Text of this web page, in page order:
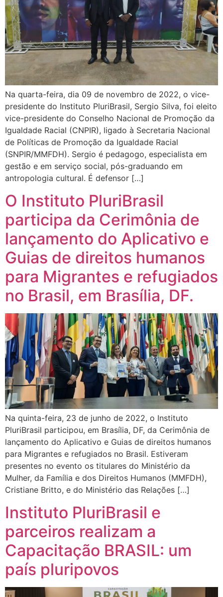
Na quarta-feira, dia 09 de novembro de 2022, o vice-
presidente do Instituto PluriBrasil, Sergio Silva, foi eleito
vice-presidente do Conselho Nacional de Promoção da
Igualdade Racial (CNPIR), ligado à Secretaria Nacional
de Políticas de Promoção da Igualdade Racial
(SNPIR/MMFDH). Sergio é pedagogo, especialista em
gestão e em serviço social, pós-graduando em
antropologia cultural. É defensor […]
O Instituto PluriBrasil
participa da Cerimônia de
lançamento do Aplicativo e
Guias de direitos humanos
para Migrantes e refugiados
no Brasil, em Brasília, DF.
Na quinta-feira, 23 de junho de 2022, o Instituto
PluriBrasil participou, em Brasília, DF, da Cerimônia de
lançamento do Aplicativo e Guias de direitos humanos
para Migrantes e refugiados no Brasil. Estiveram
presentes no evento os titulares do Ministério da
Mulher, da Família e dos Direitos Humanos (MMFDH),
Cristiane Britto, e do Ministério das Relações […]
Instituto PluriBrasil e
parceiros realizam a
Capacitação BRASIL: um
país pluripovos